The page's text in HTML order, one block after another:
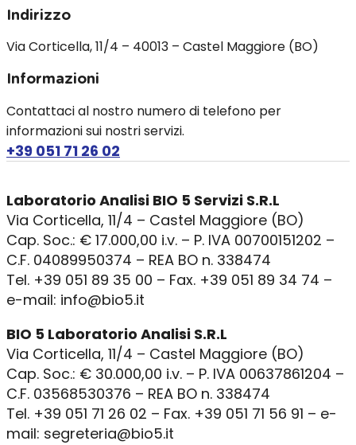
Indirizzo
Via Corticella, 11/4 – 40013 – Castel Maggiore (BO)
Informazioni
Contattaci al nostro numero di telefono per
informazioni sui nostri servizi.
+39 051 71 26 02
Laboratorio Analisi BIO 5 Servizi S.R.L
Via Corticella, 11/4 – Castel Maggiore (BO)
Cap. Soc.: € 17.000,00 i.v. – P. IVA 00700151202 –
C.F. 04089950374 – REA BO n. 338474
Tel. +39 051 89 35 00 – Fax. +39 051 89 34 74 –
e-mail: info@bio5.it
BIO 5 Laboratorio Analisi S.R.L
Via Corticella, 11/4 – Castel Maggiore (BO)
Cap. Soc.: € 30.000,00 i.v. – P. IVA 00637861204 –
C.F. 03568530376 – REA BO n. 338474
Tel. +39 051 71 26 02 – Fax. +39 051 71 56 91 – e-
mail: segreteria@bio5.it